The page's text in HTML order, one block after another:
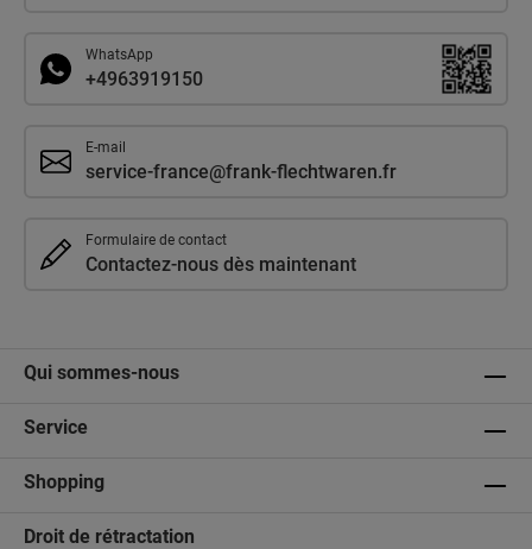
WhatsApp
+4963919150
E-mail
service-france@frank-flechtwaren.fr
Formulaire de contact
Contactez-nous dès maintenant
Qui sommes-nous
Service
Shopping
Droit de rétractation